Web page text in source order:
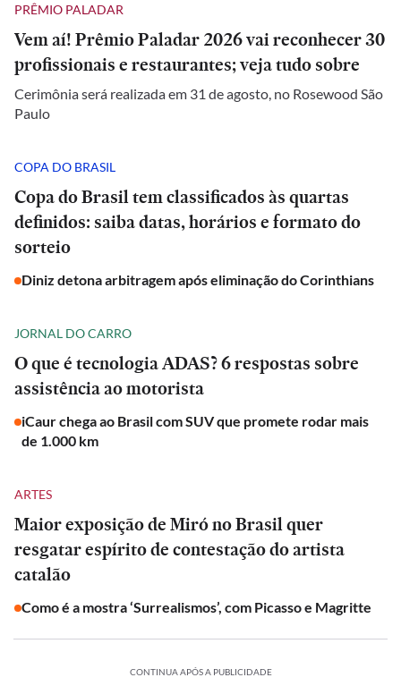
PRÊMIO PALADAR
Vem aí! Prêmio Paladar 2026 vai reconhecer 30
profissionais e restaurantes; veja tudo sobre
Cerimônia será realizada em 31 de agosto, no Rosewood São
Paulo
COPA DO BRASIL
Copa do Brasil tem classificados às quartas
definidos: saiba datas, horários e formato do
sorteio
Diniz detona arbitragem após eliminação do Corinthians
JORNAL DO CARRO
O que é tecnologia ADAS? 6 respostas sobre
assistência ao motorista
iCaur chega ao Brasil com SUV que promete rodar mais
de 1.000 km
ARTES
Maior exposição de Miró no Brasil quer
resgatar espírito de contestação do artista
catalão
Como é a mostra ‘Surrealismos’, com Picasso e Magritte
CONTINUA APÓS A PUBLICIDADE